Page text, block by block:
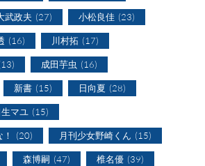
武政夫 (27) 小松良佳 (23)
(16) 川村拓 (17)
成田芋虫 (16)
新書 (15) 日向夏 (28)
生マユ (15)
(20) 月刊少女野崎くん (15)
森博嗣 (47) 椎名優 (39)